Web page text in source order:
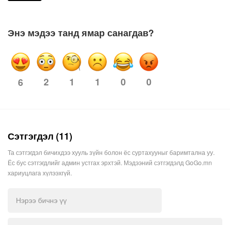
Энэ мэдээ танд ямар санагдав?
6 2 1 1 0 0
Сэтгэгдэл (11)
Та сэтгэгдэл бичихдээ хууль зүйн болон ёс суртахууныг баримтална уу.
Ёс бус сэтгэгдлийг админ устгах эрхтэй. Мэдээний сэтгэгдэлд GoGo.mn
хариуцлага хүлээхгүй.